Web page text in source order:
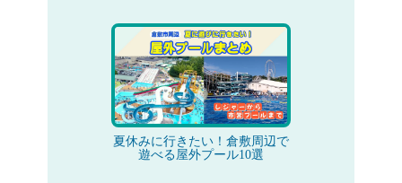
夏休みに行きたい！倉敷周辺で
遊べる屋外プール10選